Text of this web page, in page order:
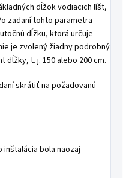
dĺžok vodiacich líšt,
zadaní tohto parametra
dĺžku, ktorá určuje
je zvolený žiadny podrobný
dĺžky, t. j. 150 alebo 200 cm.
skrátiť na požadovanú
bola naozaj